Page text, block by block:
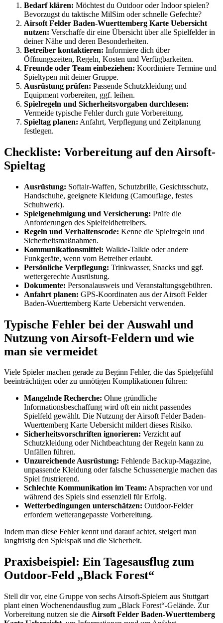
Bedarf klären: Möchtest du Outdoor oder Indoor spielen?
Bevorzugst du taktische MilSim oder schnelle Gefechte?
Airsoft Felder Baden-Wuerttemberg Karte Uebersicht
nutzen: Verschaffe dir eine Übersicht über alle Spielfelder in
deiner Nähe und deren Besonderheiten.
Betreiber kontaktieren: Informiere dich über
Öffnungszeiten, Regeln, Kosten und Verfügbarkeiten.
Freunde oder Team einbeziehen: Koordiniere Termine und
Spieltypen mit deiner Gruppe.
Ausrüstung prüfen: Passende Schutzkleidung und
Equipment vorbereiten, ggf. leihen.
Spielregeln und Sicherheitsvorgaben durchlesen:
Vermeide typische Fehler durch gute Vorbereitung.
Spieltag planen: Anfahrt, Verpflegung und Zeitplanung
festlegen.
Checkliste: Vorbereitung auf den Airsoft-
Spieltag
Ausrüstung: Softair-Waffen, Schutzbrille, Gesichtsschutz,
Handschuhe, geeignete Kleidung (Camouflage, festes
Schuhwerk).
Spielgenehmigung und Versicherung: Prüfe die
Anforderungen des Spielfeldbetreibers.
Regeln und Verhaltenscode: Kenne die Spielregeln und
Sicherheitsmaßnahmen.
Kommunikationsmittel: Walkie-Talkie oder andere
Funkgeräte, wenn vom Betreiber erlaubt.
Persönliche Verpflegung: Trinkwasser, Snacks und ggf.
wettergerechte Ausrüstung.
Dokumente: Personalausweis und Veranstaltungsgebühren.
Anfahrt planen: GPS-Koordinaten aus der Airsoft Felder
Baden-Wuerttemberg Karte Uebersicht verwenden.
Typische Fehler bei der Auswahl und
Nutzung von Airsoft-Feldern und wie
man sie vermeidet
Viele Spieler machen gerade zu Beginn Fehler, die das Spielgefühl
beeinträchtigen oder zu unnötigen Komplikationen führen:
Mangelnde Recherche: Ohne gründliche
Informationsbeschaffung wird oft ein nicht passendes
Spielfeld gewählt. Die Nutzung der Airsoft Felder Baden-
Wuerttemberg Karte Uebersicht mildert dieses Risiko.
Sicherheitsvorschriften ignorieren: Verzicht auf
Schutzkleidung oder Nichtbeachtung der Regeln kann zu
Unfällen führen.
Unzureichende Ausrüstung: Fehlende Backup-Magazine,
unpassende Kleidung oder falsche Schussenergie machen das
Spiel frustrierend.
Schlechte Kommunikation im Team: Absprachen vor und
während des Spiels sind essenziell für Erfolg.
Wetterbedingungen unterschätzen: Outdoor-Felder
erfordern wetterangepasste Vorbereitung.
Indem man diese Fehler kennt und darauf achtet, steigert man
langfristig den Spielspaß und die Sicherheit.
Praxisbeispiel: Ein Tagesausflug zum
Outdoor-Feld „Black Forest“
Stell dir vor, eine Gruppe von sechs Airsoft-Spielern aus Stuttgart
plant einen Wochenendausflug zum „Black Forest“-Gelände. Zur
Vorbereitung nutzen sie die Airsoft Felder Baden-Wuerttemberg